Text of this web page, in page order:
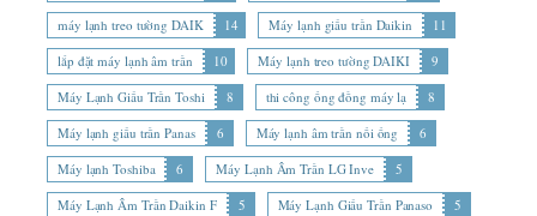
máy lạnh treo tường DAIK
14 Máy lạnh giấu trần Daikin
11
lắp đặt máy lạnh âm trần
10 Máy lạnh treo tường DAIKI
9
Máy Lạnh Giấu Trần Toshi
8 thi công ống đồng máy lạ
8
Máy lạnh giấu trần Panas
6 Máy lạnh âm trần nối ống
6
Máy lạnh Toshiba
6 Máy Lạnh Âm Trần LG Inve
5
Máy Lạnh Âm Trần Daikin F
5 Máy Lạnh Giấu Trần Panaso
5